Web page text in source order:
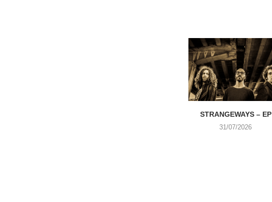
STRANGEWAYS – EP
31/07/2026